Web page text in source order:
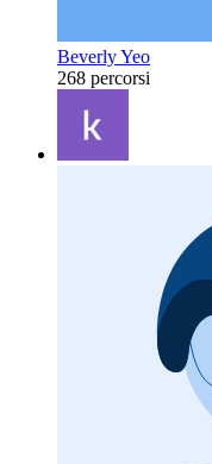
Beverly Yeo
268 percorsi